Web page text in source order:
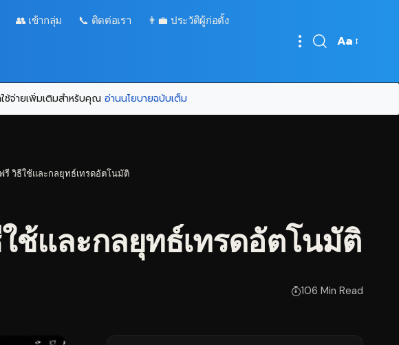
👥 เข้ากลุ่ม 📞 ติดต่อเรา 👨‍💼 ประวัติผู้ก่อตั้ง
Font
Aa
ช้จ่ายเพิ่มเติมสำหรับคุณ อ่านนโยบายฉบับเต็ม
วิธีใช้และกลยุทธ์เทรดอัตโนมัติ
และกลยุทธ์เทรดอัตโนมัติ
106 Min Read